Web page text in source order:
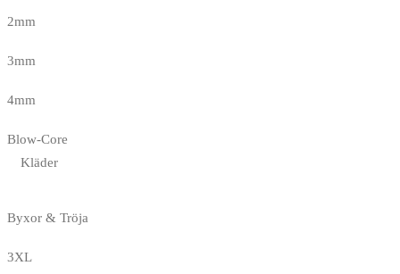
2mm
3mm
4mm
Blow-Core
Kläder
Byxor & Tröja
3XL